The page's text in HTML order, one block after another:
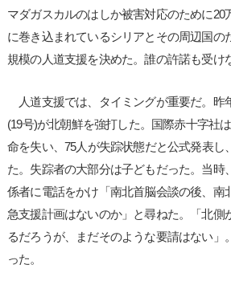
マダガスカルのはしか被害対応のために20
に巻き込まれているシリアとその周辺国の
規模の人道支援を決めた。誰の許諾も受け
人道支援では、タイミングが重要だ。昨
(19号)が北朝鮮を強打した。国際赤十字社
命を失い、75人が失踪状態だと公式発表し
た。失踪者の大部分は子どもだった。当時
係者に電話をかけ「南北首脳会談の後、南
急支援計画はないのか」と尋ねた。「北側
るだろうが、まだそのような要請はない」
った。